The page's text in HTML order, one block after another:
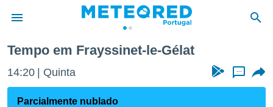
da
foi
Tempo em Frayssinet-le-Gélat
14:20 Quinta ...
Parcialmente nublado